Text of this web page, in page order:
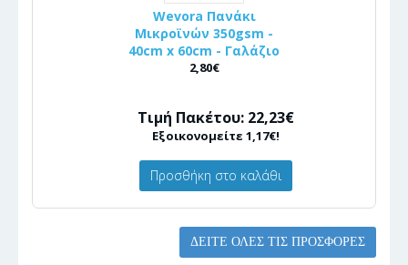
Wevora Πανάκι
Μικροϊνών 350gsm -
40cm x 60cm - Γαλάζιο
2,80€
Τιμή Πακέτου: 22,23€
Εξοικονομείτε 1,17€!
Προσθήκη στο καλάθι
ΔΕΊΤΕ ΌΛΕΣ ΤΙΣ ΠΡΟΣΦΟΡΈΣ